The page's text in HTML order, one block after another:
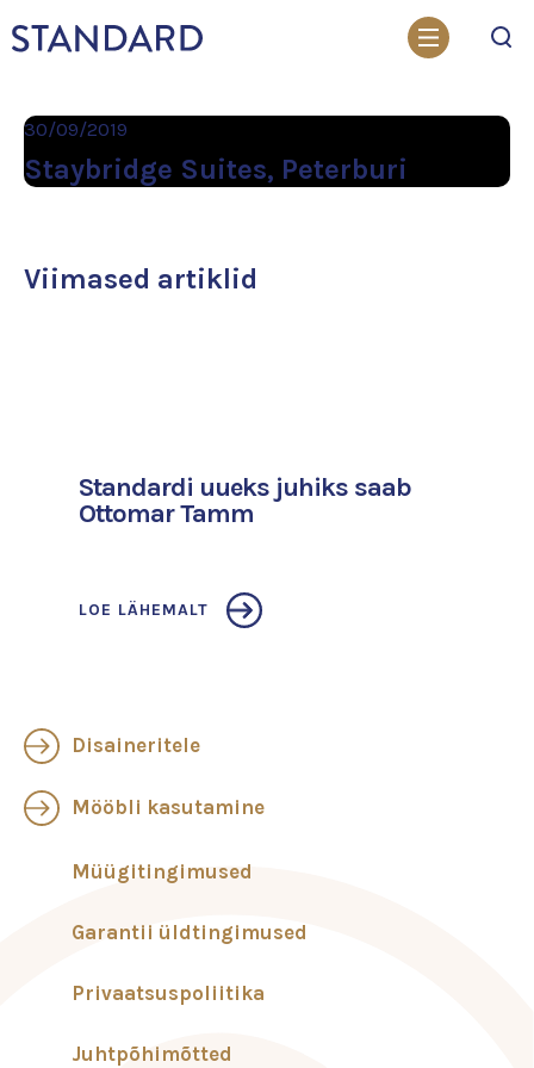
30/09/2019
Staybridge Suites, Peterburi
Viimased artiklid
Standardi uueks juhiks saab
Ottomar Tamm
LOE LÄHEMALT
Disaineritele
Mööbli kasutamine
Müügitingimused
Garantii üldtingimused
Privaatsuspoliitika
Juhtpõhimõtted